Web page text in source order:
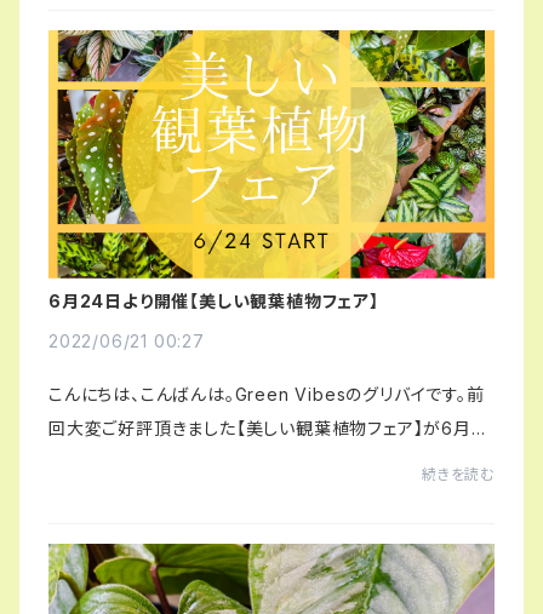
6月24日より開催【美しい観葉植物フェア】
2022/06/21 00:27
こんにちは、こんばんは。Green Vibesのグリバイです。前
回大変ご好評頂きました【美しい観葉植物フェア】が6月24
続きを読む